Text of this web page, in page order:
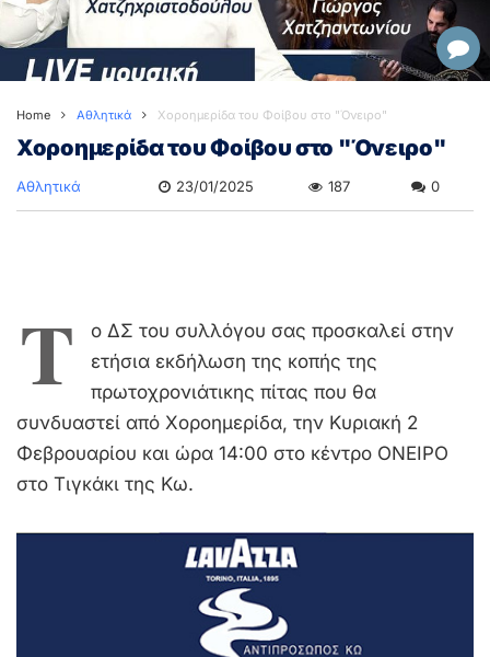
Home Αθλητικά Χοροημερίδα του Φοίβου στο "Όνειρο"
Χοροημερίδα του Φοίβου στο "Όνειρο"
Αθλητικά 23/01/2025 187 0
Τ
ο ΔΣ του συλλόγου σας προσκαλεί στην
ετήσια εκδήλωση της κοπής της
πρωτοχρονιάτικης πίτας που θα
συνδυαστεί από Χοροημερίδα, την Κυριακή 2
Φεβρουαρίου και ώρα 14:00 στο κέντρο ΟΝΕΙΡΟ
στο Τιγκάκι της Κω.